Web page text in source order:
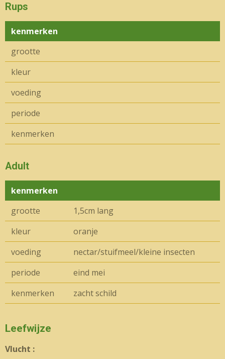
Rups
kenmerken
grootte
kleur
voeding
periode
kenmerken
Adult
kenmerken
grootte
1,5cm lang
kleur
oranje
voeding
nectar/stuifmeel/kleine insecten
periode
eind mei
kenmerken
zacht schild
Leefwijze
Vlucht :